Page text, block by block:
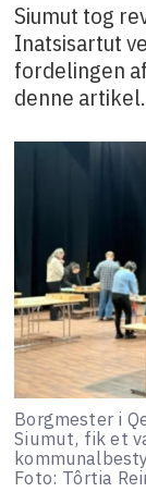
Siumut tog
Inatsisartut
fordelingen
denne artikel.
Borgmester i
Siumut, fik et
Foto: Tôrtia